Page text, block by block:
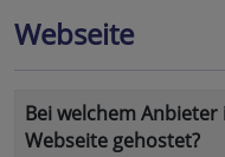
Webseite
Bei welchem Anbieter
Webseite gehostet?